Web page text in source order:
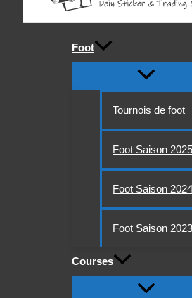
Foot
Tournois de foot
Foot Saison
Foot Saison
Foot Saison
Courses